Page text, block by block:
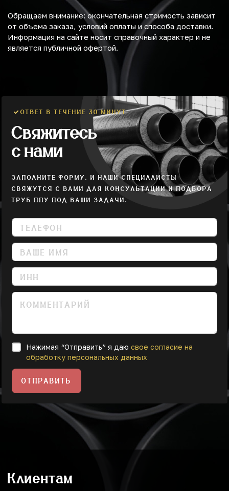
Обращаем внимание: окончательная стоимость зависит
от объема заказа, условий оплаты и способа доставки.
Информация на сайте носит справочный характер и не
является публичной офертой.
ОТВЕТ В ТЕЧЕНИЕ 30 МИНУТ
Свяжитесь
с нами
ЗАПОЛНИТЕ ФОРМУ, И НАШИ СПЕЦИАЛИСТЫ
СВЯЖУТСЯ С ВАМИ ДЛЯ КОНСУЛЬТАЦИИ И ПОДБОРА
ТРУБ ППУ ПОД ВАШИ ЗАДАЧИ.
Нажимая “Отправить” я даю свое согласие на
обработку персональных данных
ОТПРАВИТЬ
Клиентам